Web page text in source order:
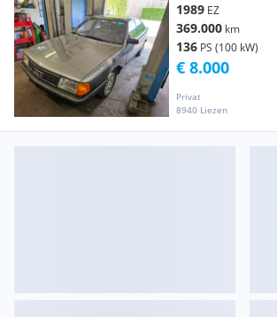
1989 EZ
369.000 km
136 PS (100 kW)
Privat
8940 Liezen
€ 8.000